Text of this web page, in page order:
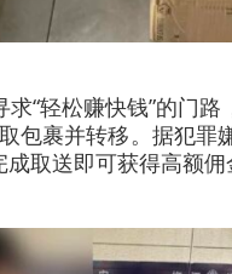
“轻松赚快钱”的门
包裹并转移。据犯
取送即可获得高额佣